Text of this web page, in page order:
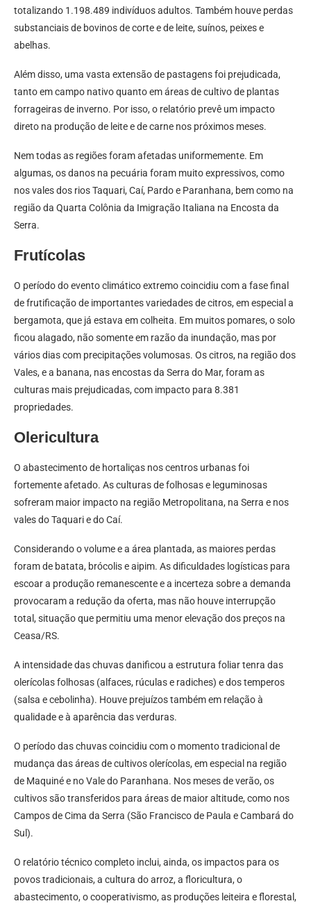
totalizando 1.198.489 indivíduos adultos. Também houve perdas
substanciais de bovinos de corte e de leite, suínos, peixes e
abelhas.
Além disso, uma vasta extensão de pastagens foi prejudicada,
tanto em campo nativo quanto em áreas de cultivo de plantas
forrageiras de inverno. Por isso, o relatório prevê um impacto
direto na produção de leite e de carne nos próximos meses.
Nem todas as regiões foram afetadas uniformemente. Em
algumas, os danos na pecuária foram muito expressivos, como
nos vales dos rios Taquari, Caí, Pardo e Paranhana, bem como na
região da Quarta Colônia da Imigração Italiana na Encosta da
Serra.
Frutícolas
O período do evento climático extremo coincidiu com a fase final
de frutificação de importantes variedades de citros, em especial a
bergamota, que já estava em colheita. Em muitos pomares, o solo
ficou alagado, não somente em razão da inundação, mas por
vários dias com precipitações volumosas. Os citros, na região dos
Vales, e a banana, nas encostas da Serra do Mar, foram as
culturas mais prejudicadas, com impacto para 8.381
propriedades.
Olericultura
O abastecimento de hortaliças nos centros urbanas foi
fortemente afetado. As culturas de folhosas e leguminosas
sofreram maior impacto na região Metropolitana, na Serra e nos
vales do Taquari e do Caí.
Considerando o volume e a área plantada, as maiores perdas
foram de batata, brócolis e aipim. As dificuldades logísticas para
escoar a produção remanescente e a incerteza sobre a demanda
provocaram a redução da oferta, mas não houve interrupção
total, situação que permitiu uma menor elevação dos preços na
Ceasa/RS.
A intensidade das chuvas danificou a estrutura foliar tenra das
olerícolas folhosas (alfaces, rúculas e radiches) e dos temperos
(salsa e cebolinha). Houve prejuízos também em relação à
qualidade e à aparência das verduras.
O período das chuvas coincidiu com o momento tradicional de
mudança das áreas de cultivos olerícolas, em especial na região
de Maquiné e no Vale do Paranhana. Nos meses de verão, os
cultivos são transferidos para áreas de maior altitude, como nos
Campos de Cima da Serra (São Francisco de Paula e Cambará do
Sul).
O relatório técnico completo inclui, ainda, os impactos para os
povos tradicionais, a cultura do arroz, a floricultura, o
abastecimento, o cooperativismo, as produções leiteira e florestal,